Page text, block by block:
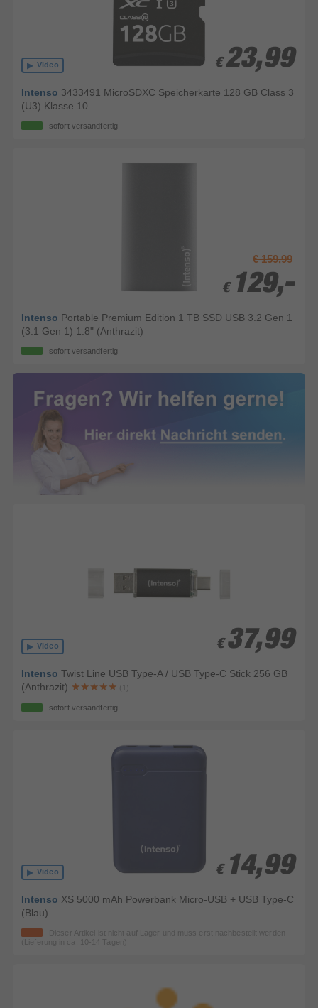
Video € 23,99
€ 23,99
Intenso 3433491 MicroSDXC Speicherkarte 128 GB Class 3
(U3) Klasse 10
sofort versandfertig
€ 159,99
€ 129,-
€ 129,-
Intenso Portable Premium Edition 1 TB SSD USB 3.2 Gen 1
(3.1 Gen 1) 1.8" (Anthrazit)
sofort versandfertig
Video € 37,99
€ 37,99
Intenso Twist Line USB Type-A / USB Type-C Stick 256 GB
(Anthrazit)
(1)
sofort versandfertig
Video € 14,99
€ 14,99
Intenso XS 5000 mAh Powerbank Micro-USB + USB Type-C
(Blau)
Dieser Artikel ist nicht auf Lager und muss erst nachbestellt werden
(Lieferung in ca. 10-14 Tagen)